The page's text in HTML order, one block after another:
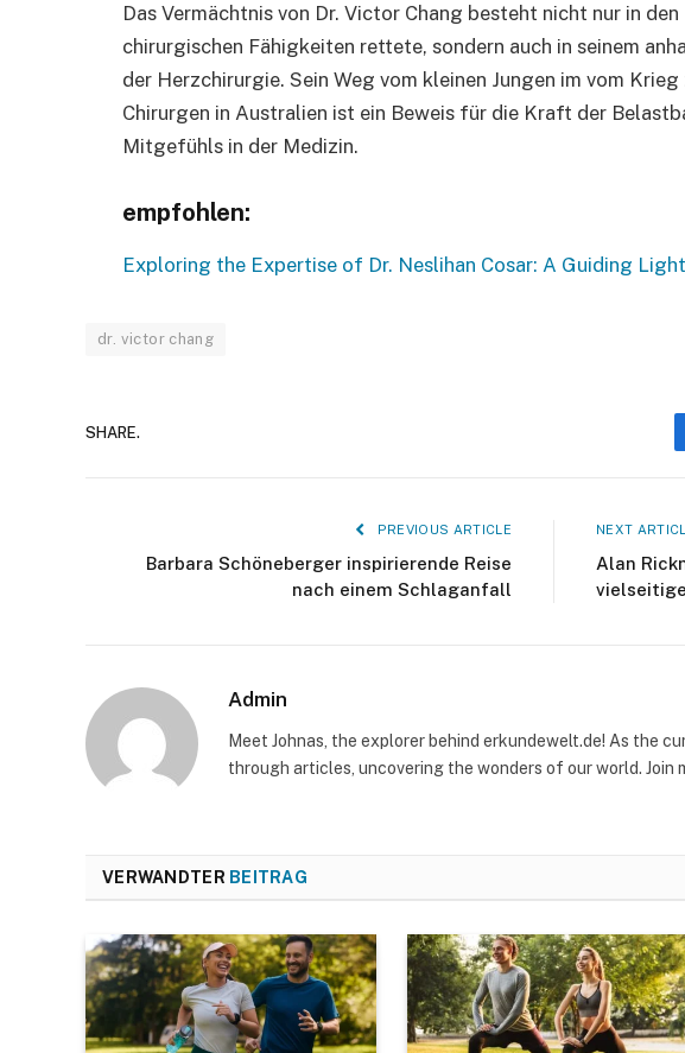
Das Vermächtnis von Dr. Victor Chang besteht nicht nur in
chirurgischen Fähigkeiten rettete, sondern auch in seinem
der Herzchirurgie. Sein Weg vom kleinen Jungen im vom
Chirurgen in Australien ist ein Beweis für die Kraft der
Mitgefühls in der Medizin.
empfohlen:
Exploring the Expertise of Dr. Neslihan Cosar: A Guiding
dr. victor chang
SHARE.
PREVIOUS ARTICLE
Barbara Schöneberger inspirierende Reise
nach einem Schlaganfall
NEXT
Alan
Admin
Meet Johnas, the explorer behind erkundewelt.de! As the
through articles, uncovering the wonders of our world. Join
VERWANDTER BEITRAG